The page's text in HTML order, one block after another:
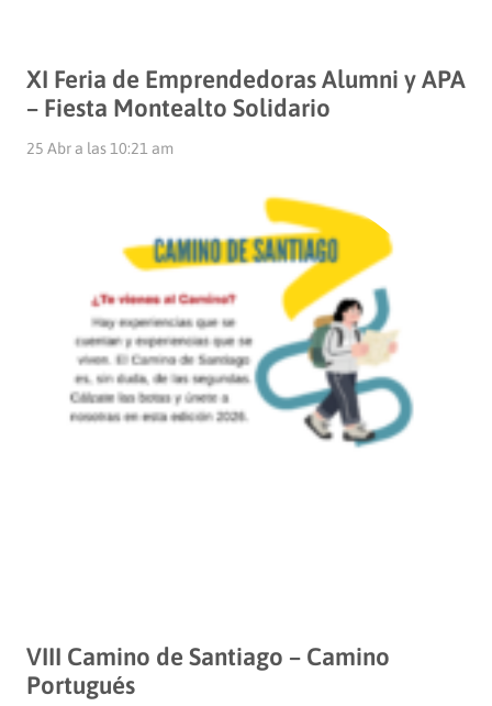
XI Feria de Emprendedoras Alumni y APA
– Fiesta Montealto Solidario
25 Abr a las 10:21 am
VIII Camino de Santiago – Camino
Portugués